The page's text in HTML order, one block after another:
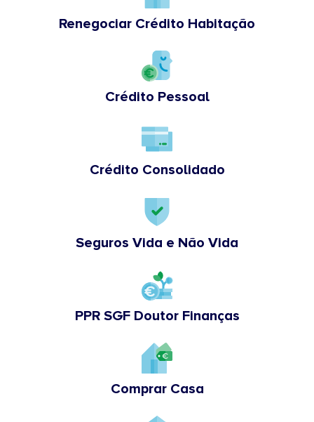
Renegociar Crédito Habitação
Crédito Pessoal
Crédito Consolidado
Seguros Vida e Não Vida
PPR SGF Doutor Finanças
Comprar Casa